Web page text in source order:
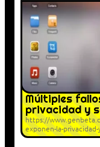
Múltiples
privacidad y
https://
exponen-la-